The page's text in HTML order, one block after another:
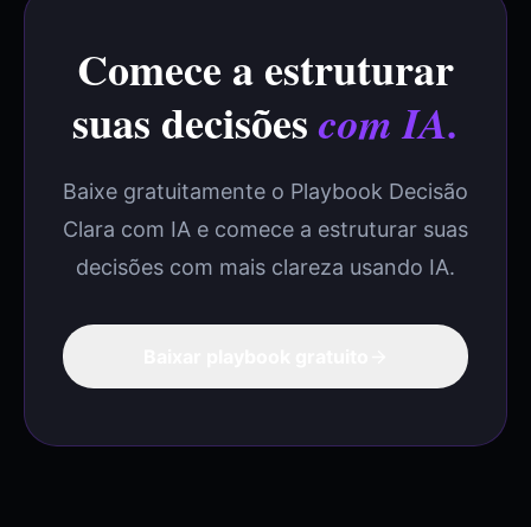
Comece a estruturar
suas decisõescom IA.
Baixe gratuitamente o Playbook Decisão
Clara com IA e comece a estruturar suas
decisões com mais clareza usando IA.